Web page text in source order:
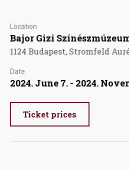
Location
Bajor Gizi
1124 Budapest, Stromfeld
Date
2024. June 7. - 2024.
Ticket prices